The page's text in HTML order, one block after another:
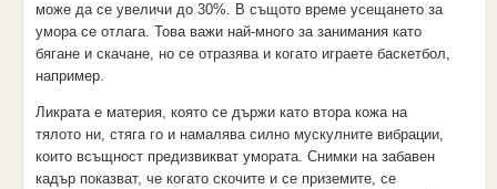
може да се увеличи до 30%. В същото време усещането за
умора се отлага. Това важи най-много за занимания като
бягане и скачане, но се отразява и когато играете баскетбол,
например.
Ликрата е материя, която се държи като втора кожа на
тялото ни, стяга го и намалява силно мускулните вибрации,
които всъщност предизвикват умората. Снимки на забавен
кадър показват, че когато скочите и се приземите, се